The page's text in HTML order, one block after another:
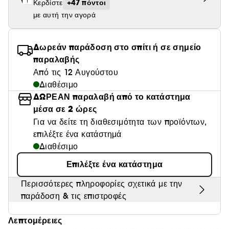
Κερδίστε +47 πόντοι
με αυτή την αγορά
Δωρεάν παράδοση στο σπίτι ή σε σημείο
παραλαβής
Από τις 12 Αυγούστου
Διαθέσιμο
ΔΩΡΕΑΝ παραλαβή από το κατάστημα
μέσα σε 2 ώρες
Για να δείτε τη διαθεσιμότητα των προϊόντων,
επιλέξτε ένα κατάστημά
Διαθέσιμο
Επιλέξτε ένα κατάστημα
Περισσότερες πληροφορίες σχετικά με την
παράδοση & τις επιστροφές
Λεπτομέρειες